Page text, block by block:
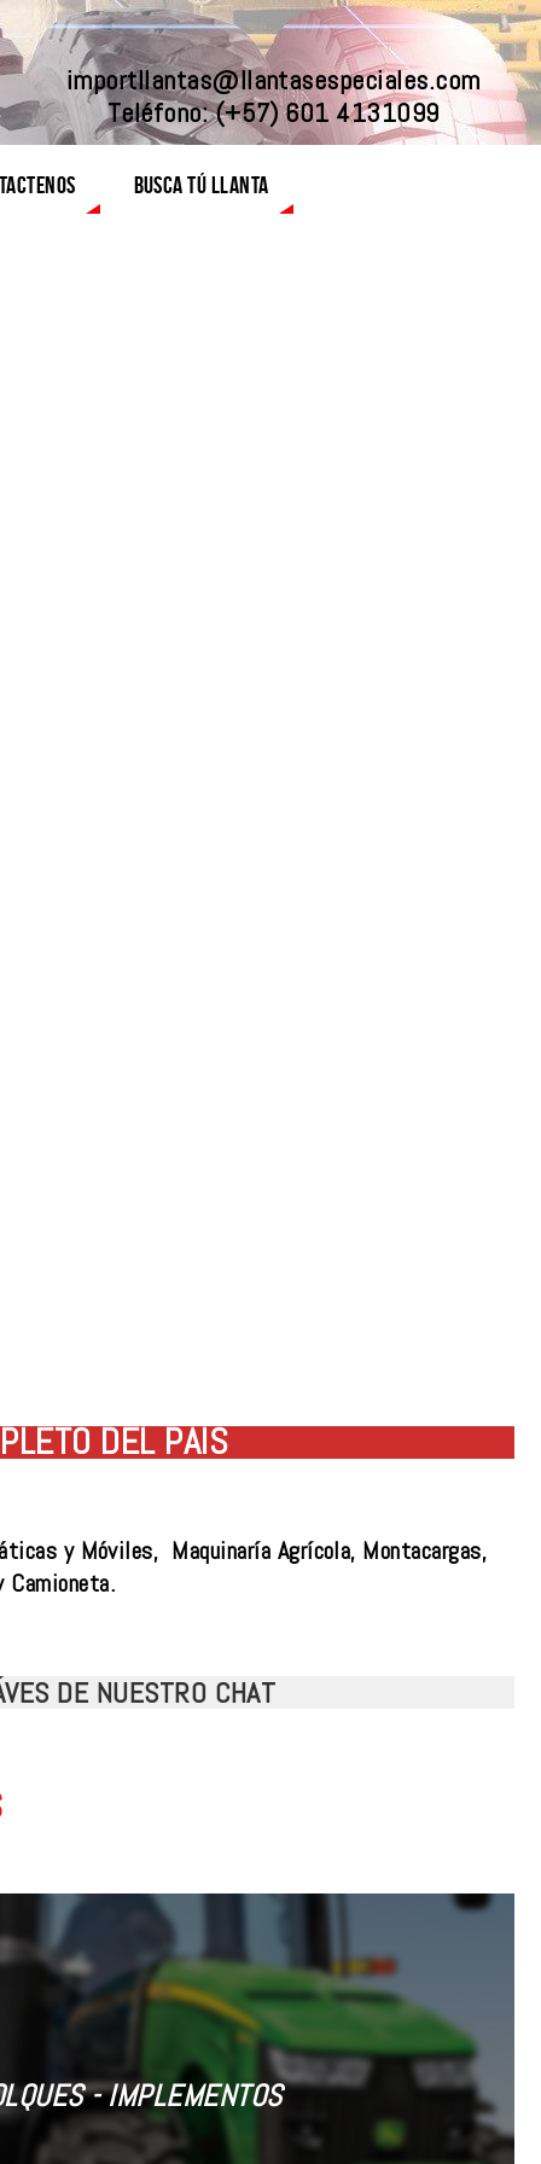
importllantas@llantasespeciales.com
Teléfono:(+57) 601 4131099
BUSCA TÚ LLANTA
DEL PAÍS
y Móviles, Maquinaría Agrícola, Montacargas,
Camioneta.
DE NUESTRO CHAT
- IMPLEMENTOS